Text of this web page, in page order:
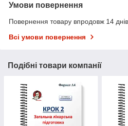
Умови повернення
Повернення товару впродовж 14
Всі умови повернення
Подібні товари компанії